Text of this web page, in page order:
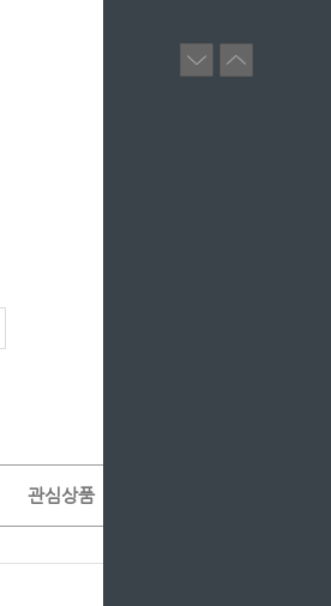
관심상품